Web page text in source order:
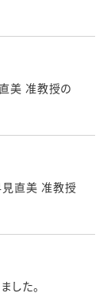
美 准教授の
直美 准教授
した。